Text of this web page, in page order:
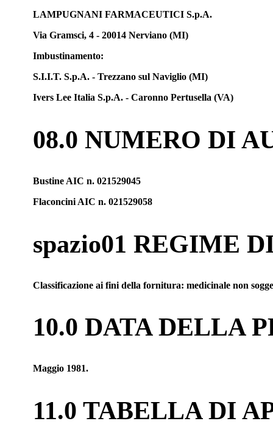
LAMPUGNANI FARMACEUTICI S.p.A.
Via Gramsci, 4 - 20014 Nerviano (MI)
Imbustinamento:
S.I.I.T. S.p.A. - Trezzano sul Naviglio (MI)
Ivers Lee Italia S.p.A. - Caronno Pertusella (VA)
08.0 NUMERO DI
Bustine AIC n. 021529045
Flaconcini AIC n. 021529058
spazio01 REGIME
Classificazione ai fini della fornitura: medicinale non
10.0 DATA DELLA
Maggio 1981.
11.0 TABELLA DI